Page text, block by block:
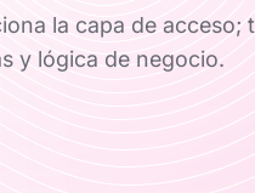
la capa de acceso;
y lógica de negocio.